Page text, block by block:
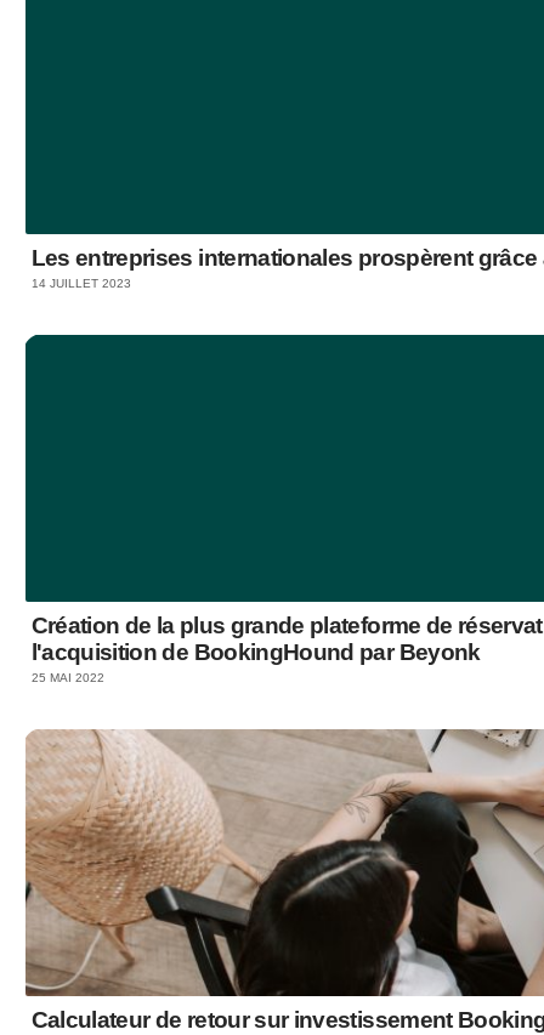
Les entreprises internationales prospèrent
14 JUILLET 2023
Création de la plus grande plateforme de
l'acquisition de BookingHound par Beyonk
25 MAI 2022
Calculateur de retour sur investissement